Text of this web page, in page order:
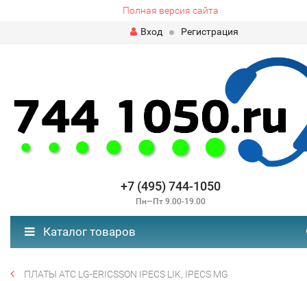
Полная версия сайта
Вход
Регистрация
+7 (495) 744-1050
Пн—Пт 9.00-19.00
Каталог товаров
ПЛАТЫ АТС LG-ERICSSON IPECS LIK, IPECS MG